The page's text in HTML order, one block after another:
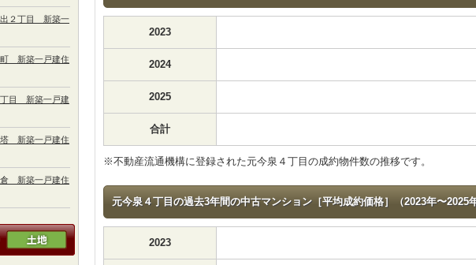
2023
2024
2025
合計
※不動産流通機構に登録された元今泉４丁目の成約物件数の推移です。
元今泉４丁目の過去3年間の中古マンション［平均成約価格］（2023年〜2025年
2023
出２丁目 新築一
町 新築一戸建住
丁目 新築一戸建
塔 新築一戸建住
倉 新築一戸建住